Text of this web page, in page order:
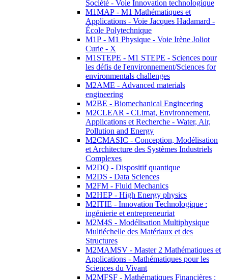
Société - Voie Innovation technologique
M1MAP - M1 Mathématiques et
Applications - Voie Jacques Hadamard -
École Polytechnique
M1P - M1 Physique - Voie Irène Joliot
Curie - X
M1STEPE - M1 STEPE - Sciences pour
les défis de l'environnement/Sciences for
environmentals challenges
M2AME - Advanced materials
engineering
M2BE - Biomechanical Engineering
M2CLEAR - CLimat, Environnement,
Applications et Recherche - Water, Air,
Pollution and Energy
M2CMASIC - Conception, Modélisation
et Architecture des Systèmes Industriels
Complexes
M2DQ - Dispositif quantique
M2DS - Data Sciences
M2FM - Fluid Mechanics
M2HEP - High Energy physics
M2ITIE - Innovation Technologique :
ingénierie et entrepreneuriat
M2M4S - Modélisation Multiphysique
Multiéchelle des Matériaux et des
Structures
M2MAMSV - Master 2 Mathématiques et
Applications - Mathématiques pour les
Sciences du Vivant
M2MFSF - Mathématiques Financières :